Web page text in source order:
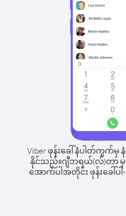
Viber ဖုန်းခေါ်နံပါတ်ကွက်မှ
နိုင်သည်။ဂျီဘရယ်(လ်)တာ မှ
အောက်ပါအတိုင်း ဖုန်းခေါ်ပါ-